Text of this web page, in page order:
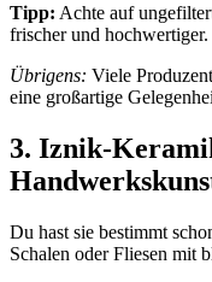
Tipp: Achte auf
frischer und hochwertiger.
Übrigens: Viele
eine großartige
3. Iznik-
Du hast sie bestimmt
Schalen oder Fliesen mit